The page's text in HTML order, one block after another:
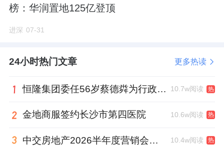
2.上半年新政落地
需求端：京建发565号优化限购年限，非京籍
及以上多子女家庭五环内可多购一套；公积金
购房首付款的同时申请公积金贷款，并研究"带
押过户"政策；商贷利率不再区分首套二套。
榜：华润置地125亿登顶
进深 07-31
24小时热门文章 更多热读
恒隆集团委任56岁蔡德粦为行政总裁、年薪2052万港元，曾任星巴克中国CEO 10.7w阅读 热
金地商服签约长沙市第四医院 10.6w阅读 热
中交房地产2026半年度营销会，绿城祝军现身了 10.4w阅读 热